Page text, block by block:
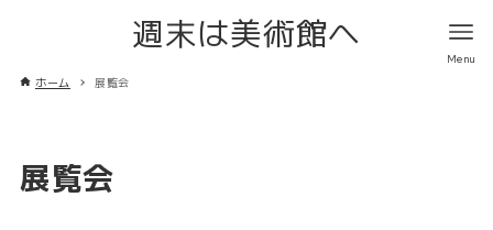
週末は美術館へ
ホーム 展覧会
展覧会